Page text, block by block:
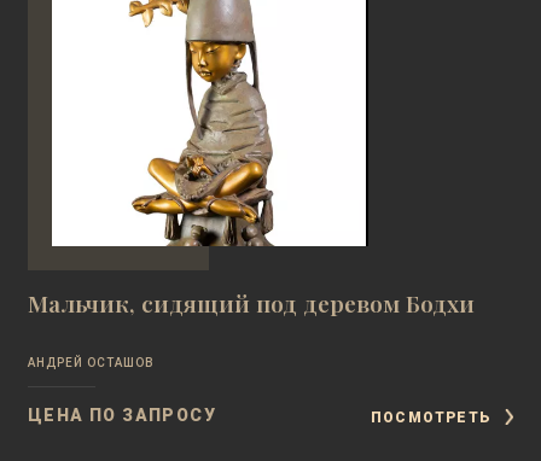
Мальчик, сидящий под деревом Бодхи
АНДРЕЙ ОСТАШОВ
ЦЕНА ПО ЗАПРОСУ ПОСМОТРЕТЬ